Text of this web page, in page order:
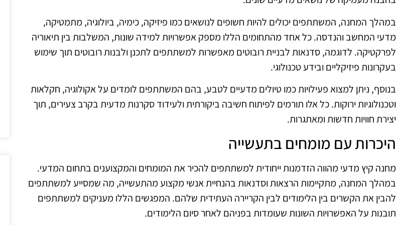
במהלך המחנה, המשתתפים יכולים להיות חשופים לנושאים כמו פיזיקה, כימיה, ביולוגיה, מתמטיקה,
מדעי המחשב והנדסה. כל אחד מהתחומים הללו מספק אפשרויות למידה שונות, המשלבות בין תיאוריה
לפרקטיקה. לדוגמה, סדנאות לבניית רובוטים מאפשרות למשתתפים לתכנן ולבנות רובוטים תוך שימוש
בעקרונות פיזיקליים ובידע טכנולוגי.
בנוסף, ניתן למצוא פעילויות כמו טיולים מדעיים לטבע, בהם המשתתפים לומדים על אקולוגיה, חקלאות
וטכנולוגיות ירוקות. כל אלו תורמים לפיתוח חשיבה ביקורתית ולעידוד סקרנות מדעית בקרב צעירים, תוך
יצירת חוויות חדשות ומאתגרות.
היכרות עם מומחים בתעשייה
מחנה קיץ מדעי מהווה הזדמנות ייחודית למשתתפים להכיר את המומחים והמקצוענים בתחום המדעי.
במהלך המחנה, מתקיימות הרצאות וסדנאות בהנחיית אנשי מקצוע מהתעשייה, מה שמסייע למשתתפים
להבין את הקשרים בין הלימודים לבין הקריירה העתידית שלהם. המפגשים הללו מעניקים למשתתפים
תובנות על האפשרויות השונות שעומדות בפניהם לאחר סיום הלימודים.